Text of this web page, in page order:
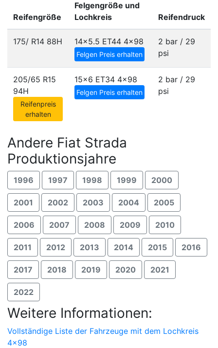
Reifengröße
Felgengröße und
Lochkreis
Reifendruck
175/ R14 88H 14x5.5 ET44 4x98
Felgen Preis erhalten
2 bar / 29
psi
205/65 R15
94H
Reifenpreis
erhalten
15x6 ET34 4x98
Felgen Preis erhalten
2 bar / 29
psi
Andere Fiat Strada
Produktionsjahre
1996 1997 1998 1999 2000
2001 2002 2003 2004 2005
2006 2007 2008 2009 2010
2011 2012 2013 2014 2015 2016
2017 2018 2019 2020 2021
2022
Weitere Informationen:
Vollständige Liste der Fahrzeuge mit dem Lochkreis
4x98